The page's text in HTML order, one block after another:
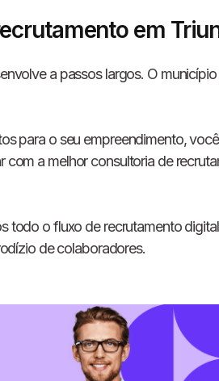
em
a passos largos. O
para o seu empreendimento,
a melhor consultoria de
todo o fluxo de recrutamento
de colaboradores.